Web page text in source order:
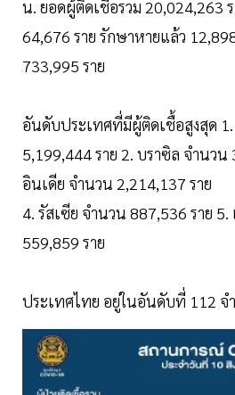
น. ยอดผู้ติดเชื้อรวม 20,024,263 ร
64,676 ราย รักษาหายแล้ว
733,995 ราย
อันดับประเทศที่มีผู้ติดเชื้อสูงสุด
5,199,444 ราย 2. บราซิล จำนวน
อินเดีย จำนวน 2,214,137 ราย
4. รัสเซีย จำนวน 887,536 ราย
559,859 ราย
ประเทศไทย อยู่ในอันดับที่ 112 จ